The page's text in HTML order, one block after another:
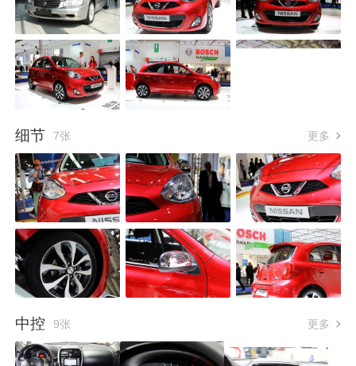
细节 7张 更多
中控 9张 更多